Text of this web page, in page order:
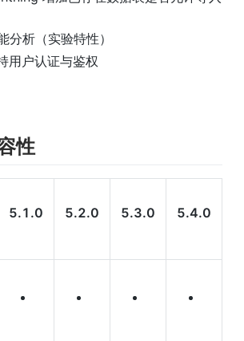
分析（实验特性）
用户认证与鉴权
性
5.1.0 5.2.0 5.3.0 5.4.0